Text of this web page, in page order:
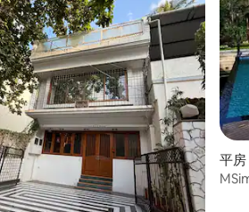
5 分），共 78 条评价
平